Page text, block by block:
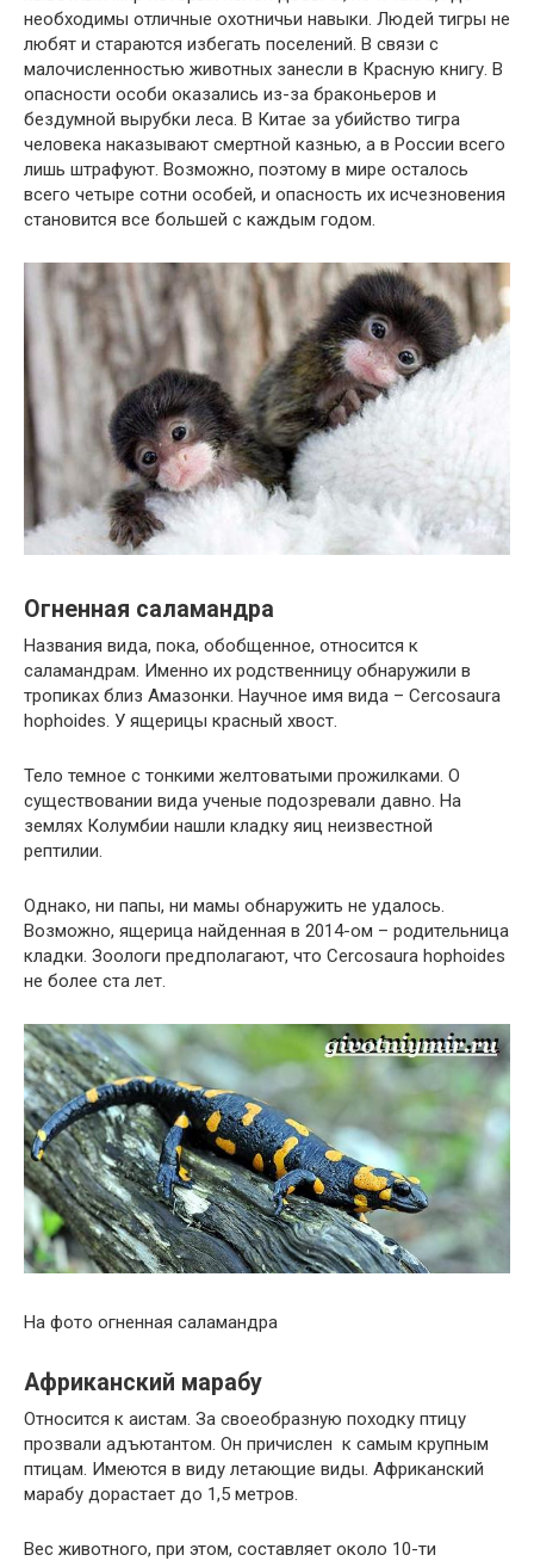
необходимы отличные охотничьи навыки. Людей тигры не
любят и стараются избегать поселений. В связи с
малочисленностью животных занесли в Красную книгу. В
опасности особи оказались из-за браконьеров и
бездумной вырубки леса. В Китае за убийство тигра
человека наказывают смертной казнью, а в России всего
лишь штрафуют. Возможно, поэтому в мире осталось
всего четыре сотни особей, и опасность их исчезновения
становится все большей с каждым годом.
Огненная саламандра
Названия вида, пока, обобщенное, относится к
саламандрам. Именно их родственницу обнаружили в
тропиках близ Амазонки. Научное имя вида – Cercosaura
hophoides. У ящерицы красный хвост.
Тело темное с тонкими желтоватыми прожилками. О
существовании вида ученые подозревали давно. На
землях Колумбии нашли кладку яиц неизвестной
рептилии.
Однако, ни папы, ни мамы обнаружить не удалось.
Возможно, ящерица найденная в 2014-ом – родительница
кладки. Зоологи предполагают, что Cercosaura hophoides
не более ста лет.
На фото огненная саламандра
Африканский марабу
Относится к аистам. За своеобразную походку птицу
прозвали адъютантом. Он причислен к самым крупным
птицам. Имеются в виду летающие виды. Африканский
марабу дорастает до 1,5 метров.
Вес животного, при этом, составляет около 10-ти